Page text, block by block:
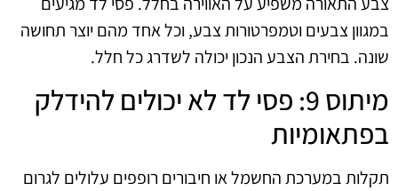
במגוון צבעים וטמפרטורות צבע, וכל אחד מהם יוצר תחושה
שונה. בחירת הצבע הנכון יכולה לשדרג כל חלל.
מיתוס 9: פסי לד לא יכולים להידלק
בפתאומיות
תקלות במערכת החשמל או חיבורים רופפים עלולים לגרום